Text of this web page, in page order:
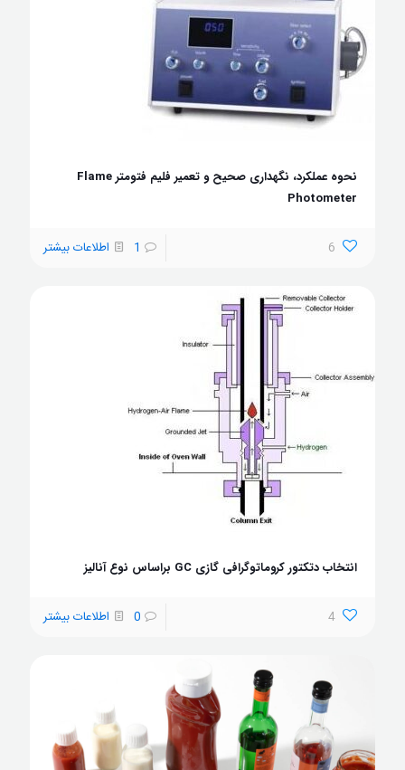
نحوه عملکرد، نگهداری صحیح و تعمیر فلیم فتومتر Flame
Photometer
6
1 اطلاعات بیشتر
انتخاب دتکتور کروماتوگرافی گازی GC براساس نوع آنالیز
4
0 اطلاعات بیشتر